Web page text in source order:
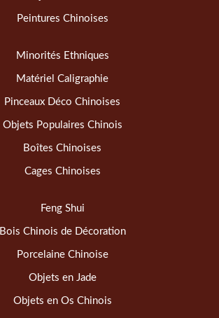
Peintures Chinoises
Minorités Ethniques
Matériel Caligraphie
Pinceaux Déco Chinoises
Objets Populaires Chinois
Boîtes Chinoises
Cages Chinoises
Feng Shui
Bois Chinois de Décoration
Porcelaine Chinoise
Objets en Jade
Objets en Os Chinois